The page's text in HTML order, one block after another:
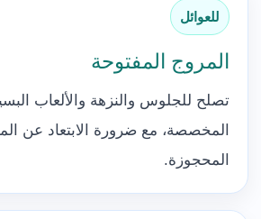
للعوائل
المروج المفتوحة
تصلح للجلوس والنزهة والألعاب
المخصصة، مع ضرورة الابتعاد عن
المحجوزة.